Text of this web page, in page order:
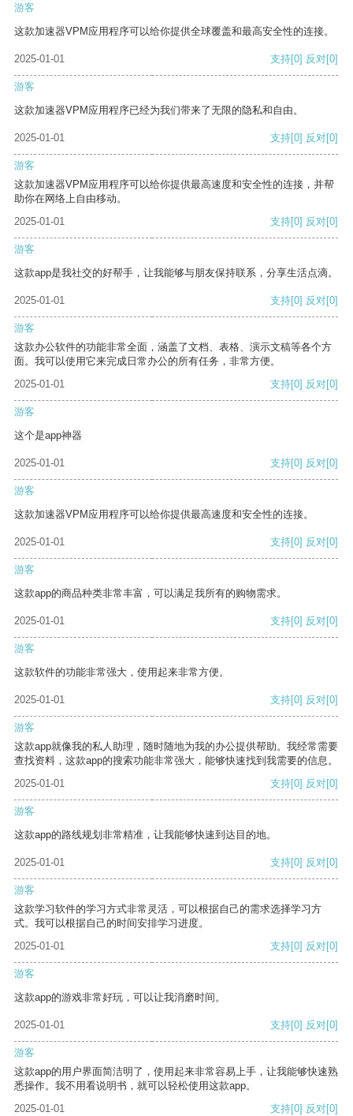
游客
这款加速器VPM应用程序可以给你提供全球覆盖和最高安全性的连接。
2025-01-01 支持[0] 反对[0]
游客
这款加速器VPM应用程序已经为我们带来了无限的隐私和自由。
2025-01-01 支持[0] 反对[0]
游客
这款加速器VPM应用程序可以给你提供最高速度和安全性的连接，并帮
助你在网络上自由移动。
2025-01-01
支持[0] 反对[0]
游客
这款app是我社交的好帮手，让我能够与朋友保持联系，分享生活点滴。
2025-01-01 支持[0] 反对[0]
游客
这款办公软件的功能非常全面，涵盖了文档、表格、演示文稿等各个方
面。我可以使用它来完成日常办公的所有任务，非常方便。
2025-01-01
支持[0] 反对[0]
游客
这个是app神器
2025-01-01 支持[0] 反对[0]
游客
这款加速器VPM应用程序可以给你提供最高速度和安全性的连接。
2025-01-01 支持[0] 反对[0]
游客
这款app的商品种类非常丰富，可以满足我所有的购物需求。
2025-01-01 支持[0] 反对[0]
游客
这款软件的功能非常强大，使用起来非常方便。
2025-01-01 支持[0] 反对[0]
游客
这款app就像我的私人助理，随时随地为我的办公提供帮助。我经常需要
查找资料，这款app的搜索功能非常强大，能够快速找到我需要的信息。
2025-01-01
支持[0] 反对[0]
游客
这款app的路线规划非常精准，让我能够快速到达目的地。
2025-01-01 支持[0] 反对[0]
游客
这款学习软件的学习方式非常灵活，可以根据自己的需求选择学习方
式。我可以根据自己的时间安排学习进度。
2025-01-01
支持[0] 反对[0]
游客
这款app的游戏非常好玩，可以让我消磨时间。
2025-01-01 支持[0] 反对[0]
游客
这款app的用户界面简洁明了，使用起来非常容易上手，让我能够快速熟
悉操作。我不用看说明书，就可以轻松使用这款app。
2025-01-01
支持[0] 反对[0]